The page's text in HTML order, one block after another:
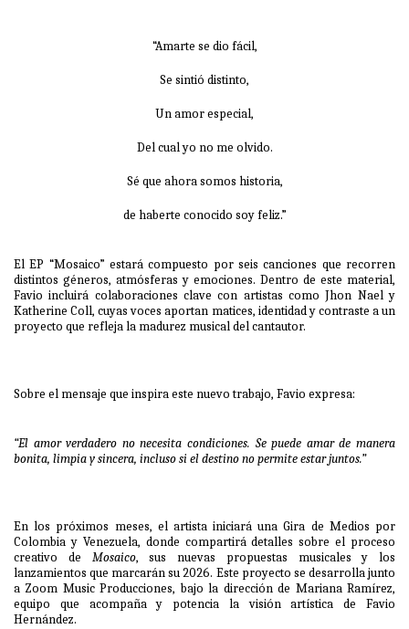
“Amarte se dio fácil,
Se sintió distinto,
Un amor especial,
Del cual yo no me olvido.
Sé que ahora somos historia,
de haberte conocido soy feliz.”
El EP “Mosaico” estará compuesto por seis canciones que recorren
distintos géneros, atmósferas y emociones. Dentro de este material,
Favio incluirá colaboraciones clave con artistas como Jhon Nael y
Katherine Coll, cuyas voces aportan matices, identidad y contraste a un
proyecto que refleja la madurez musical del cantautor.
Sobre el mensaje que inspira este nuevo trabajo, Favio expresa:
“El amor verdadero no necesita condiciones. Se puede amar de manera
bonita, limpia y sincera, incluso si el destino no permite estar juntos.”
En los próximos meses, el artista iniciará una Gira de Medios por
Colombia y Venezuela, donde compartirá detalles sobre el proceso
creativo de Mosaico, sus nuevas propuestas musicales y los
lanzamientos que marcarán su 2026. Este proyecto se desarrolla junto
a Zoom Music Producciones, bajo la dirección de Mariana Ramírez,
equipo que acompaña y potencia la visión artística de Favio
Hernández.